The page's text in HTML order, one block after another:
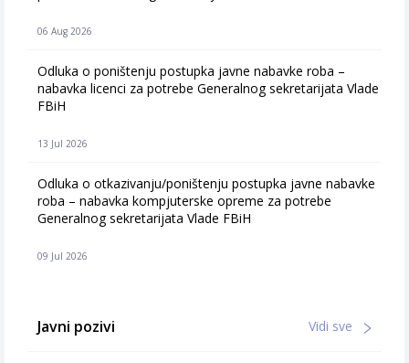
06 Aug 2026
Odluka o poništenju postupka javne nabavke roba –
nabavka licenci za potrebe Generalnog sekretarijata Vlade
FBiH
13 Jul 2026
Odluka o otkazivanju/poništenju postupka javne nabavke
roba – nabavka kompjuterske opreme za potrebe
Generalnog sekretarijata Vlade FBiH
09 Jul 2026
Javni pozivi Vidi sve